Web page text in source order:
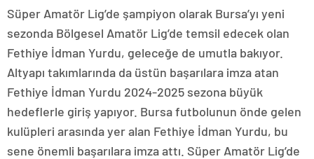
Süper Amatör Lig’de şampiyon olarak Bursa’yı yeni
sezonda Bölgesel Amatör Lig’de temsil edecek olan
Fethiye İdman Yurdu, geleceğe de umutla bakıyor.
Altyapı takımlarında da üstün başarılara imza atan
Fethiye İdman Yurdu 2024-2025 sezona büyük
hedeflerle giriş yapıyor. Bursa futbolunun önde gelen
kulüpleri arasında yer alan Fethiye İdman Yurdu, bu
sene önemli başarılara imza attı. Süper Amatör Lig’de